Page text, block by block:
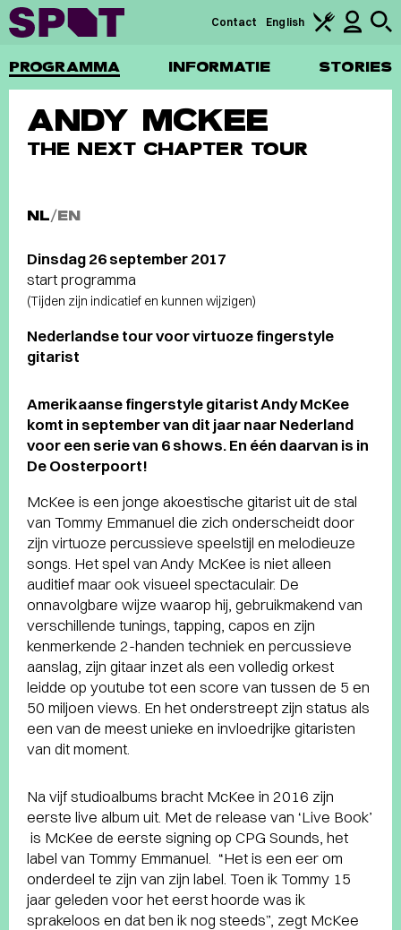
PROGRAMMA INFORMATIE STORIES
Contact English
ANDY MCKEE
THE NEXT CHAPTER TOUR
NL/EN
Dinsdag 26 september 2017
start programma
(Tijden zijn indicatief en kunnen wijzigen)
Nederlandse tour voor virtuoze fingerstyle
gitarist
Amerikaanse fingerstyle gitarist Andy McKee
komt in september van dit jaar naar Nederland
voor een serie van 6 shows. En één daarvan is in
De Oosterpoort!
McKee is een jonge akoestische gitarist uit de stal
van Tommy Emmanuel die zich onderscheidt door
zijn virtuoze percussieve speelstijl en melodieuze
songs. Het spel van Andy McKee is niet alleen
auditief maar ook visueel spectaculair. De
onnavolgbare wijze waarop hij, gebruikmakend van
verschillende tunings, tapping, capos en zijn
kenmerkende 2-handen techniek en percussieve
aanslag, zijn gitaar inzet als een volledig orkest
leidde op youtube tot een score van tussen de 5 en
50 miljoen views. En het onderstreept zijn status als
een van de meest unieke en invloedrijke gitaristen
van dit moment.
Na vijf studioalbums bracht McKee in 2016 zijn
eerste live album uit. Met de release van ‘Live Book’
is McKee de eerste signing op CPG Sounds, het
label van Tommy Emmanuel. “Het is een eer om
onderdeel te zijn van zijn label. Toen ik Tommy 15
jaar geleden voor het eerst hoorde was ik
sprakeloos en dat ben ik nog steeds”, zegt McKee